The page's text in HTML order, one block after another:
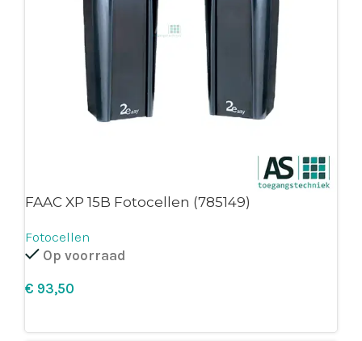
FAAC XP 15B Fotocellen (785149)
Fotocellen
Op voorraad
€